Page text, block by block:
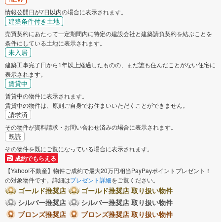
情報公開日が7日以内の場合に表示されます。
建築条件付き土地
売買契約にあたって一定期間内に特定の建設会社と建築請負契約を結ぶことを
条件にしている土地に表示されます。
未入居
建築工事完了日から1年以上経過したものの、まだ誰も住んだことがない住宅に
表示されます。
賃貸中
賃貸中の物件に表示されます。
賃貸中の物件は、原則ご自身でお住まいいただくことができません。
請求済
その物件が資料請求・お問い合わせ済みの場合に表示されます。
既読
その物件を既にご覧になっている場合に表示されます。
成約でもらえる
【Yahoo!不動産】物件ご成約で最大20万円相当PayPayポイントプレゼント！
の対象物件です。詳細はプレゼント詳細をご覧ください。
ゴールド推奨店
ゴールド推奨店 取り扱い物件
シルバー推奨店
シルバー推奨店 取り扱い物件
ブロンズ推奨店
ブロンズ推奨店 取り扱い物件